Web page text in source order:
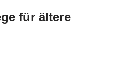
für ältere